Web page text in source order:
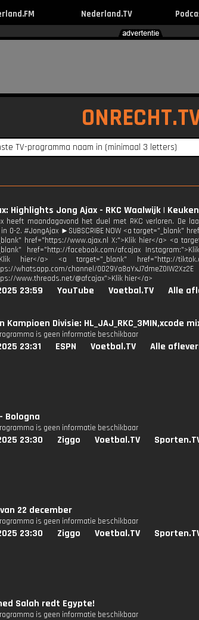
Nederland.TV
Highlights Jong Ajax - RKC Waalwijk |
heeft maandagavond het duel met RKC verloren. De
0-2. #JongAjax ►SUBSCRIBE NOW <a target="_blank"
href="https://www.ajax.nl X:">Klik hier</a> <a
href="http://facebook.com/afcajax
hier</a> <a target="_blank" href="http://
whatsapp.com/channel/
www.threads.net/@afcajax">Klik hier</a>
23:59 YouTube Voetbal.TV Alle
Kampioen Divisie: HL_JAJ_RKC_3MIN,xcode
is geen informatie beschikbaar
23:31 ESPN Voetbal.TV Alle
Bologna
is geen informatie beschikbaar
23:30 Ziggo Voetbal.TV
22 december
is geen informatie beschikbaar
23:30 Ziggo Voetbal.TV
Salah redt Egypte!
is geen informatie beschikbaar